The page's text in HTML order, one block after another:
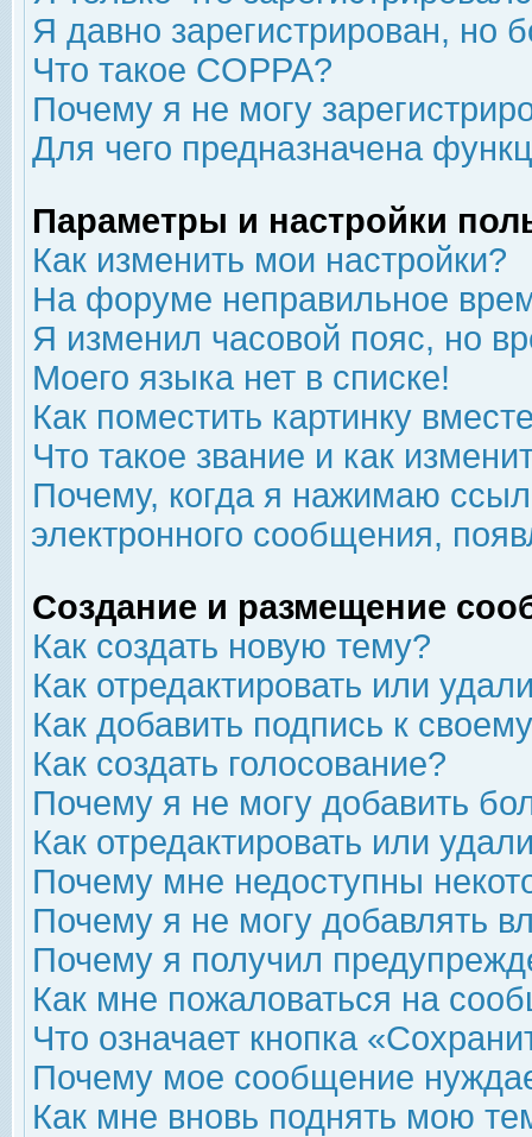
Я давно зарегистрирован, но
Что такое COPPA?
Почему я не могу
Для чего предназначена
Параметры и настройки
Как изменить мои настройки?
На форуме неправильное
Я изменил часовой пояс, но
Моего языка нет в списке!
Как поместить картинку
Что такое звание и как
Почему, когда я нажимаю
электронного сообщения,
Создание и размещение
Как создать новую тему?
Как отредактировать или
Как добавить подпись к
Как создать голосование?
Почему я не могу добавить
Как отредактировать или
Почему мне недоступны
Почему я не могу добавлять
Почему я получил
Как мне пожаловаться на
Что означает кнопка
Почему мое сообщение
Как мне вновь поднять мою